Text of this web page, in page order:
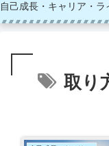
自己成長・キャリア・ラ
取り